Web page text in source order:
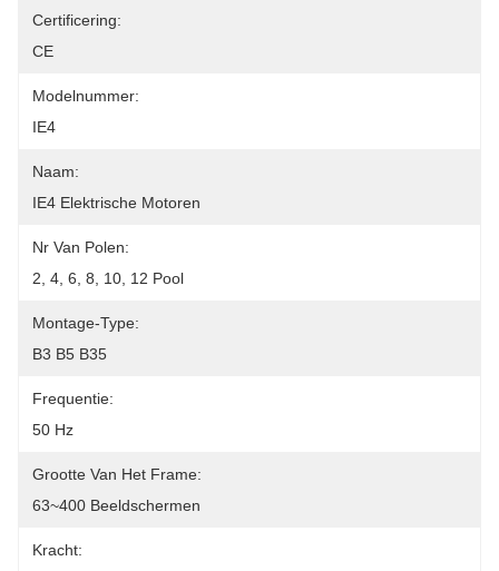
Certificering:
CE
Modelnummer:
IE4
Naam:
IE4 Elektrische Motoren
Nr Van Polen:
2, 4, 6, 8, 10, 12 Pool
Montage-Type:
B3 B5 B35
Frequentie:
50 Hz
Grootte Van Het Frame:
63~400 Beeldschermen
Kracht: